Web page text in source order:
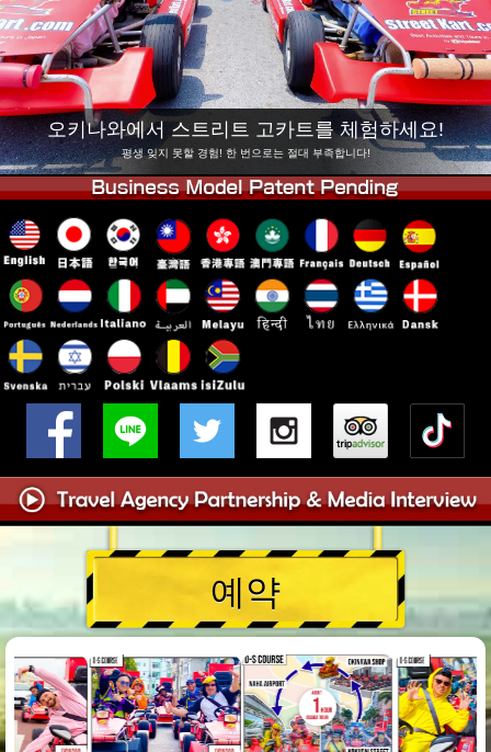
도쿄 시나가와 #1 도쿄 아키하바라#1
도쿄 아키하바라#2 도쿄 시부야
도쿄 시부야 애넥스 도쿄 베이
도쿄 아사쿠사 오사카
오키나와
오키나와에서 스트리트 고카트를 체험하세요!
평생 잊지 못할 경험! 한 번으로는 절대 부족합니다!
예약